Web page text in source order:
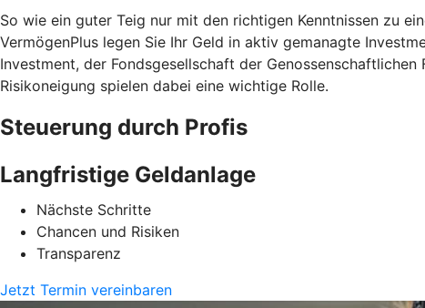
So wie ein guter Teig nur mit den richtigen Kenntnissen zu
VermögenPlus legen Sie Ihr Geld in aktiv gemanagte
Investment, der Fondsgesellschaft der
Risikoneigung spielen dabei eine wichtige Rolle.
Steuerung durch Profis
Langfristige Geldanlage
Nächste Schritte
Chancen und Risiken
Transparenz
Jetzt Termin vereinbaren